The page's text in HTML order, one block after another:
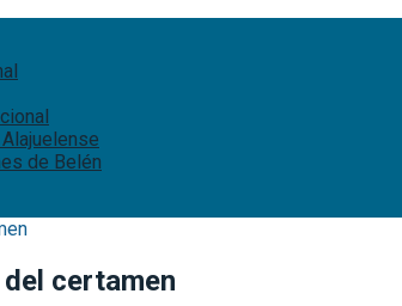
de Belén
certamen